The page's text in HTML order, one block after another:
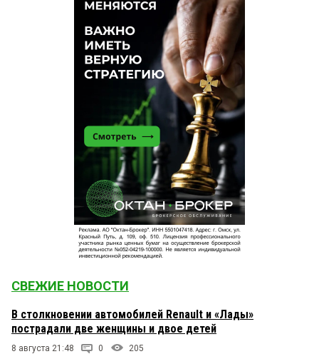
СВЕЖИЕ НОВОСТИ
В столкновении автомобилей Renault и «Лады»
пострадали две женщины и двое детей
8 августа 21:48 0 205